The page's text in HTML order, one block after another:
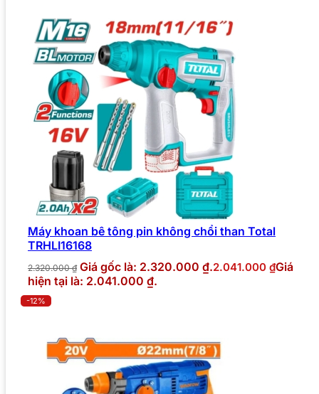
Máy khoan bê tông pin không chổi than Total
TRHLI16168
2.320.000₫ Giá gốc là: 2.320.000 ₫.2.041.000 ₫Giá
hiện tại là: 2.041.000 ₫.
-12%